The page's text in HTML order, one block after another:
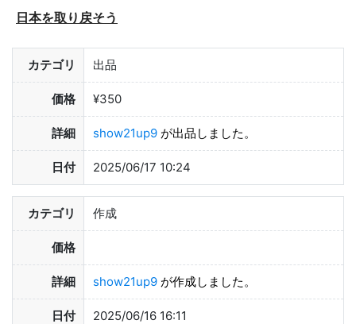
日本を取り戻そう
カテゴリ 出品
価格 ¥350
詳細 show21up9 が出品しました。
日付 2025/06/17 10:24
カテゴリ 作成
価格
詳細 show21up9 が作成しました。
日付 2025/06/16 16:11